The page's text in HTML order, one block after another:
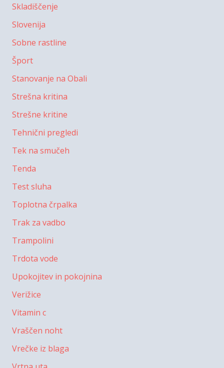
Skladiščenje
Slovenija
Sobne rastline
Šport
Stanovanje na Obali
Strešna kritina
Strešne kritine
Tehnični pregledi
Tek na smučeh
Tenda
Test sluha
Toplotna črpalka
Trak za vadbo
Trampolini
Trdota vode
Upokojitev in pokojnina
Verižice
Vitamin c
Vraščen noht
Vrečke iz blaga